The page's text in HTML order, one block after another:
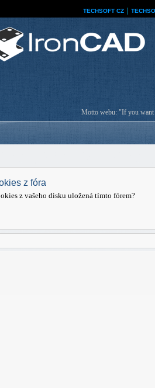
TECHSOFT CZ
Motto webu: "If you want
z fóra
z vašeho disku uložená tímto fórem?